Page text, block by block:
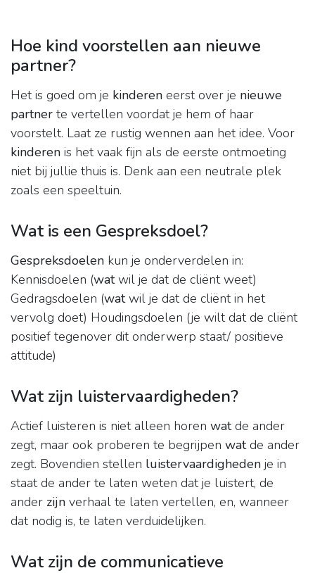
Hoe kind voorstellen aan nieuwe
partner?
Het is goed om je kinderen eerst over je nieuwe
partner te vertellen voordat je hem of haar
voorstelt. Laat ze rustig wennen aan het idee. Voor
kinderen is het vaak fijn als de eerste ontmoeting
niet bij jullie thuis is. Denk aan een neutrale plek
zoals een speeltuin.
Wat is een Gespreksdoel?
Gespreksdoelen kun je onderverdelen in:
Kennisdoelen (watwil je dat de cliënt weet)
Gedragsdoelen (watwil je dat de cliënt in het
vervolg doet) Houdingsdoelen (je wilt dat de cliënt
positief tegenover dit onderwerp staat/ positieve
attitude)
Wat zijn luistervaardigheden?
Actief luisteren is niet alleen horen watde ander
zegt, maar ook proberen te begrijpen watde ander
zegt. Bovendien stellen luistervaardigheden je in
staat de ander te laten weten dat je luistert, de
ander zijn verhaal te laten vertellen, en, wanneer
dat nodig is, te laten verduidelijken.
Wat zijn de communicatieve